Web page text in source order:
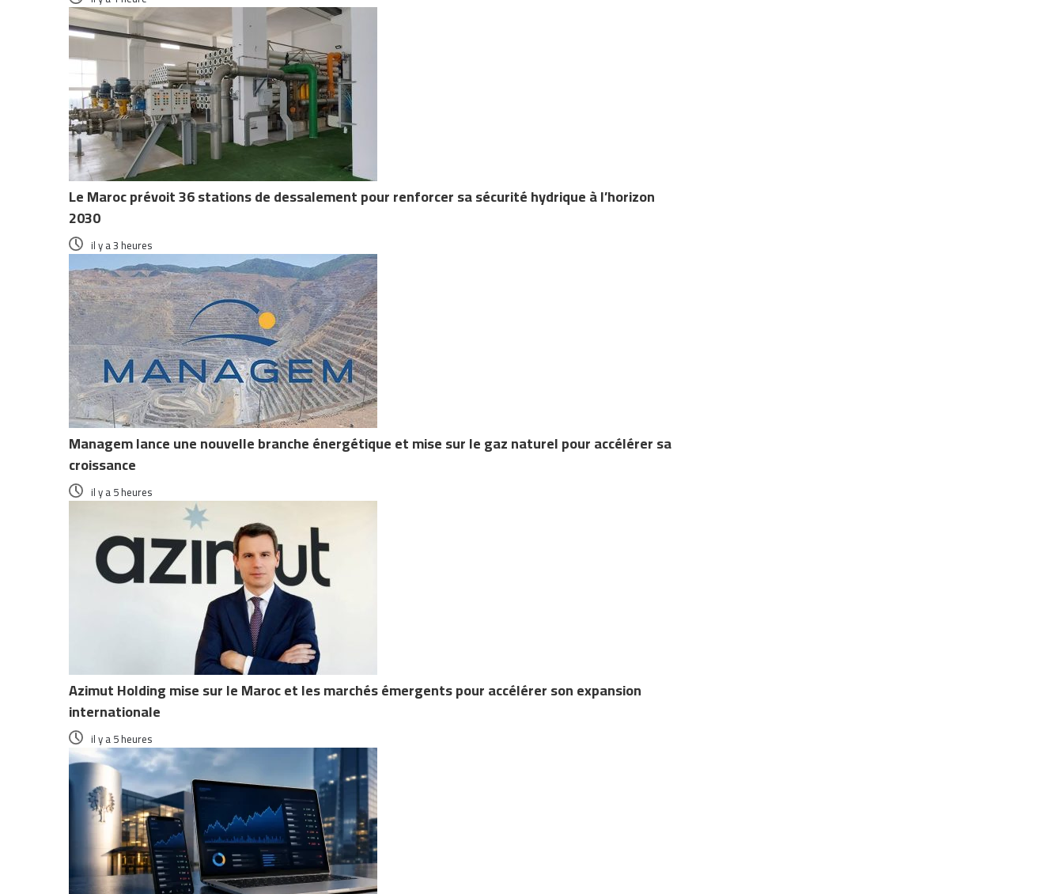
Le Maroc prévoit 36 stations de dessalement pour renforcer sa sécurité hydrique à l’horizon
2030
il y a 3 heures
Managem lance une nouvelle branche énergétique et mise sur le gaz naturel pour accélérer sa
croissance
il y a 5 heures
Azimut Holding mise sur le Maroc et les marchés émergents pour accélérer son expansion
internationale
il y a 5 heures